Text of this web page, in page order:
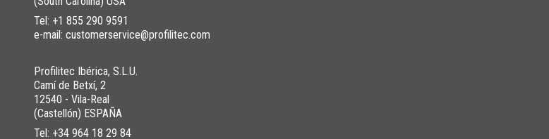
Tel: +1 855 290 9591
e-mail: customerservice@profilitec.com
Profilitec Ibérica, S.L.U.
Camí de Betxí, 2
12540 - Vila-Real
(Castellón) ESPAÑA
Tel: +34 964 18 29 84